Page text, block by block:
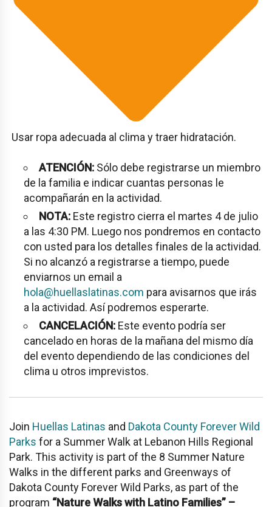
Usar ropa adecuada al clima y traer hidratación.
ATENCIÓN: Sólo debe registrarse un miembro
de la familia e indicar cuantas personas le
acompañarán en la actividad.
NOTA: Este registro cierra el martes 4 de julio
a las 4:30 PM. Luego nos pondremos en contacto
con usted para los detalles finales de la actividad.
Si no alcanzó a registrarse a tiempo, puede
enviarnos un email a
hola@huellaslatinas.com para avisarnos que irás
a la actividad. Así podremos esperarte.
CANCELACIÓN: Este evento podría ser
cancelado en horas de la mañana del mismo día
del evento dependiendo de las condiciones del
clima u otros imprevistos.
Join Huellas Latinas and Dakota County Forever Wild
Parks for a Summer Walk at Lebanon Hills Regional
Park. This activity is part of the 8 Summer Nature
Walks in the different parks and Greenways of
Dakota County Forever Wild Parks, as part of the
program “Nature Walks with Latino Families” –